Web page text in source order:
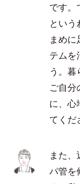
です。
とい
まめ
テムを
う。暮
ご自分
に、心
てくだ
また
パ管を